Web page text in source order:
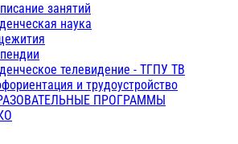
занятий
наука
телевидение - ТГПУ ТВ
и трудоустройство
ПРОГРАММЫ